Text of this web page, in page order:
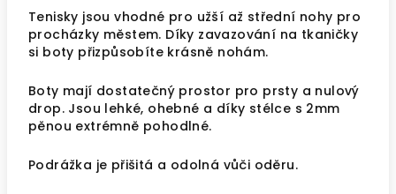
Tenisky jsou vhodné pro užší až střední nohy pro
procházky městem. Díky zavazování na tkaničky
si boty přizpůsobíte krásně nohám.
Boty mají dostatečný prostor pro prsty a nulový
drop. Jsou lehké, ohebné a díky stélce s 2mm
pěnou extrémně pohodlné.
Podrážka je přišitá a odolná vůči oděru.